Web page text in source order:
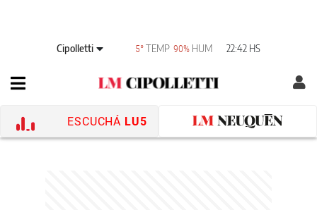
Cipolletti 5°TEMP 90% HUM 22:42 HS
ESCUCHÁ LU5